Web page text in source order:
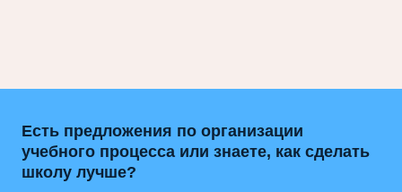
Есть предложения по организации
учебного процесса или знаете, как сделать
школу лучше?